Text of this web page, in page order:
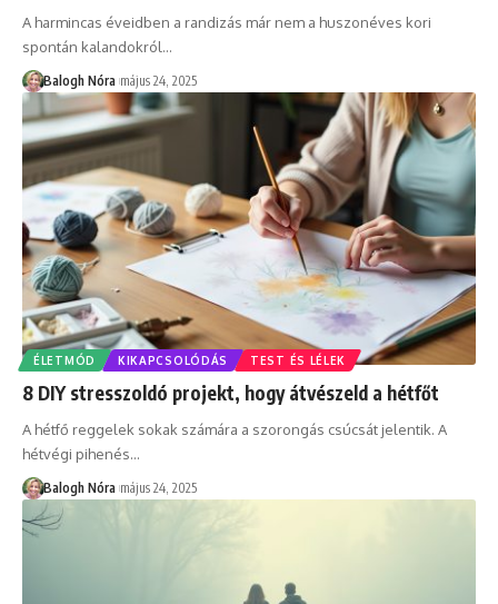
A harmincas éveidben a randizás már nem a huszonéves kori
spontán kalandokról…
Balogh Nóra május 24, 2025
ÉLETMÓD KIKAPCSOLÓDÁS TEST ÉS LÉLEK
8 DIY stresszoldó projekt, hogy átvészeld a hétfőt
A hétfő reggelek sokak számára a szorongás csúcsát jelentik. A
hétvégi pihenés…
Balogh Nóra május 24, 2025